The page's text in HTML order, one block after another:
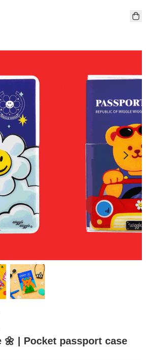
🌼 | Pocket passport case